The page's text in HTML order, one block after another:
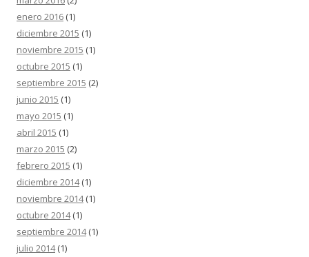
enero 2016 (1)
diciembre 2015 (1)
noviembre 2015 (1)
octubre 2015 (1)
septiembre 2015 (2)
junio 2015 (1)
mayo 2015 (1)
abril 2015 (1)
marzo 2015 (2)
febrero 2015 (1)
diciembre 2014(1)
noviembre 2014(1)
octubre 2014(1)
septiembre 2014(1)
julio 2014(1)